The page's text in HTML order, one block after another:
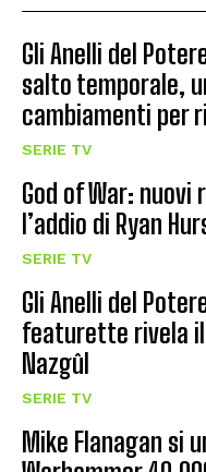
Gli Anelli del
salto temporale,
cambiamenti per
SERIE TV
God of War: nuovi
l’addio di Ryan
SERIE TV
Gli Anelli del
featurette rivela il
Nazgûl
SERIE TV
Mike Flanagan si